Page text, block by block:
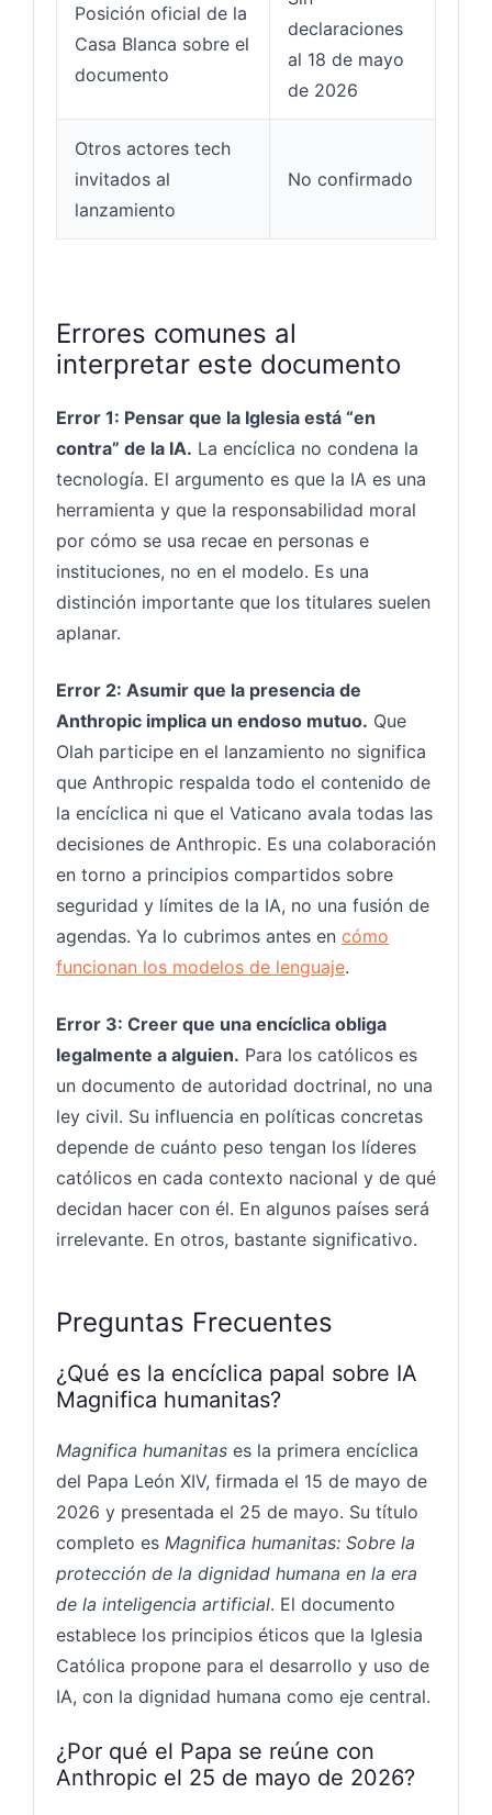
Posición oficial de la
Casa Blanca sobre el
documento
declaraciones
al 18 de mayo
de 2026
Otros actores tech
invitados al
lanzamiento
No confirmado
Errores comunes al
interpretar este documento
Error 1: Pensar que la Iglesia está “en
contra” de la IA. La encíclica no condena la
tecnología. El argumento es que la IA es una
herramienta y que la responsabilidad moral
por cómo se usa recae en personas e
instituciones, no en el modelo. Es una
distinción importante que los titulares suelen
aplanar.
Error 2: Asumir que la presencia de
Anthropic implica un endoso mutuo. Que
Olah participe en el lanzamiento no significa
que Anthropic respalda todo el contenido de
la encíclica ni que el Vaticano avala todas las
decisiones de Anthropic. Es una colaboración
en torno a principios compartidos sobre
seguridad y límites de la IA, no una fusión de
agendas. Ya lo cubrimos antes en cómo
funcionan los modelos de lenguaje.
Error 3: Creer que una encíclica obliga
legalmente a alguien. Para los católicos es
un documento de autoridad doctrinal, no una
ley civil. Su influencia en políticas concretas
depende de cuánto peso tengan los líderes
católicos en cada contexto nacional y de qué
decidan hacer con él. En algunos países será
irrelevante. En otros, bastante significativo.
Preguntas Frecuentes
¿Qué es la encíclica papal sobre IA
Magnifica humanitas?
Magnifica humanitas es la primera encíclica
del Papa León XIV, firmada el 15 de mayo de
2026 y presentada el 25 de mayo. Su título
completo es Magnifica humanitas: Sobre la
protección de la dignidad humana en la era
de la inteligencia artificial. El documento
establece los principios éticos que la Iglesia
Católica propone para el desarrollo y uso de
IA, con la dignidad humana como eje central.
¿Por qué el Papa se reúne con
Anthropic el 25 de mayo de 2026?